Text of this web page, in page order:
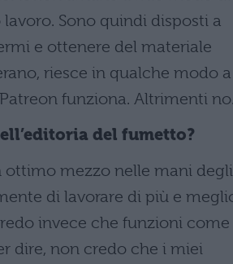
Sono quindi disposti a
e ottenere del materiale
riesce in qualche modo a
funziona. Altrimenti
del fumetto?
ottimo mezzo nelle mani degli
di lavorare di più e
invece che funzioni come
dire, non credo che i miei